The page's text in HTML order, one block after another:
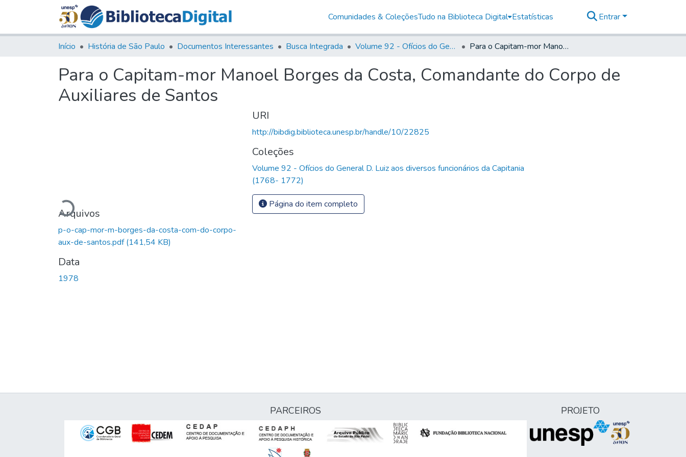
Comunidades & ColeçõesTudo na Biblioteca Digital Estatísticas Entrar
Início História de São Paulo Documentos Interessantes Busca Integrada Volume 92 - Ofícios do General D. Luiz aos diversos funcionários da Capitania (1768- 1772) Para o Capitam-mor Manoel Borges da Costa, Comandante do Corpo de Auxiliares de Santos
Para o Capitam-mor Manoel Borges da Costa, Comandante do Corpo de
Auxiliares de Santos
Carregando...
Arquivos
p-o-cap-mor-m-borges-da-costa-com-do-corpo-
aux-de-santos.pdf(141,54 KB)
Data
1978
URI
http://bibdig.biblioteca.unesp.br/handle/10/22825
Coleções
Volume 92 - Ofícios do General D. Luiz aos diversos funcionários da Capitania
(1768- 1772)
Página do item completo
PARCEIROS PROJETO